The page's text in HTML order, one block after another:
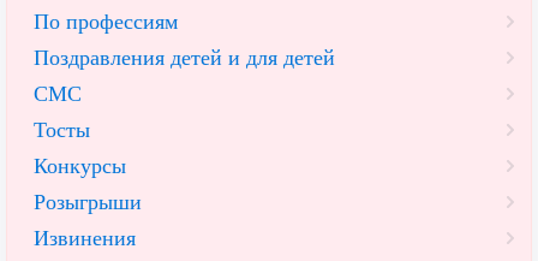
По профессиям
Поздравления детей и для детей
СМС
Тосты
Конкурсы
Розыгрыши
Извинения